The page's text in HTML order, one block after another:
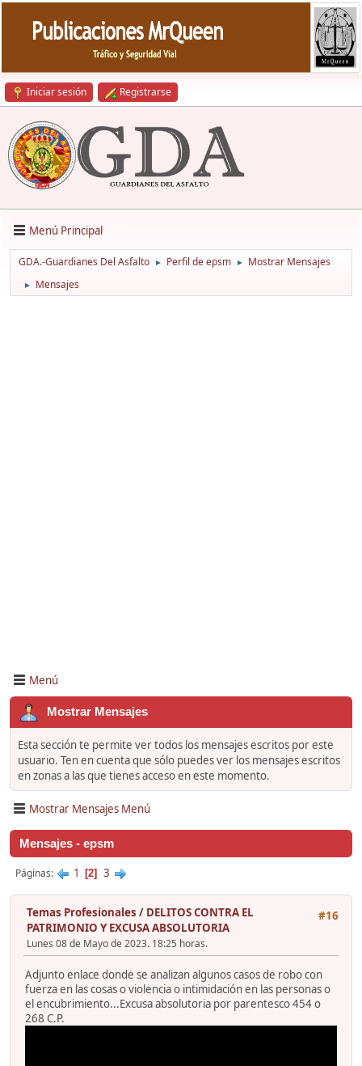
Iniciar sesión Registrarse
Menú Principal
GDA.-Guardianes Del Asfalto ► Perfil de epsm ► Mostrar Mensajes
► Mensajes
Menú
Mostrar Mensajes
Esta sección te permite ver todos los mensajes escritos por este
usuario. Ten en cuenta que sólo puedes ver los mensajes escritos
en zonas a las que tienes acceso en este momento.
Mostrar Mensajes Menú
Mensajes - epsm
Páginas 1 2 3
#16
Temas Profesionales / DELITOS CONTRA EL
PATRIMONIO Y EXCUSA ABSOLUTORIA
Lunes 08 de Mayo de 2023. 18:25 horas.
Adjunto enlace donde se analizan algunos casos de robo con
fuerza en las cosas o violencia o intimidación en las personas o
el encubrimiento...Excusa absolutoria por parentesco 454 o
268 C.P.